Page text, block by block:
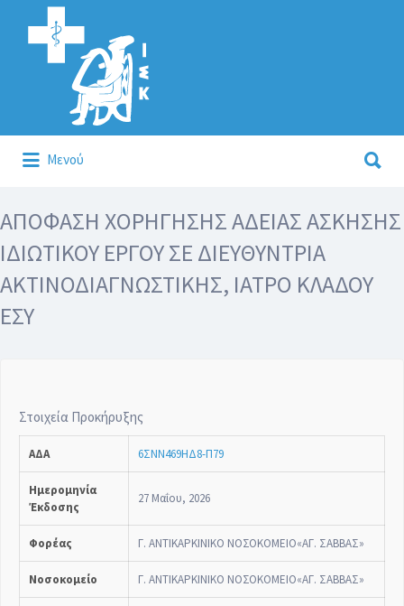
Αναζήτηση
για:
Μενού
για:
ΑΠΟΦΑΣΗ ΧΟΡΗΓΗΣΗΣ ΑΔΕΙΑΣ ΑΣΚΗΣΗΣ
ΙΔΙΩΤΙΚΟΥ ΕΡΓΟΥ ΣΕ ΔΙΕΥΘΥΝΤΡΙΑ
ΑΚΤΙΝΟΔΙΑΓΝΩΣΤΙΚΗΣ, ΙΑΤΡΟ ΚΛΑΔΟΥ
ΕΣΥ
Στοιχεία Προκήρυξης
ΑΔΑ 6ΣΝΝ469ΗΔ8-Π79
Ημερομηνία
Έκδοσης
27 Μαΐου, 2026
Φορέας Γ. ΑΝΤΙΚΑΡΚΙΝΙΚΟ ΝΟΣΟΚΟΜΕΙΟ«ΑΓ. ΣΑΒΒΑΣ»
Νοσοκομείο Γ. ΑΝΤΙΚΑΡΚΙΝΙΚΟ ΝΟΣΟΚΟΜΕΙΟ«ΑΓ. ΣΑΒΒΑΣ»